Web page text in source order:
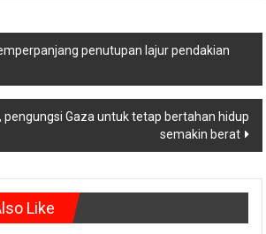
penutupan lajur pendakian
pengungsi Gaza untuk tetap bertahan hidup
semakin berat
Like